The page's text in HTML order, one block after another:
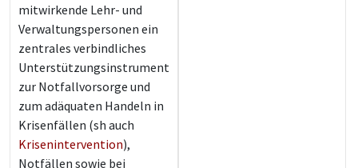
mitwirkende Lehr- und
Verwaltungspersonen ein
zentrales verbindliches
Unterstützungsinstrument
zur Notfallvorsorge und
zum adäquaten Handeln in
Krisenfällen (sh auch
Krisenintervention),
Notfällen sowie bei